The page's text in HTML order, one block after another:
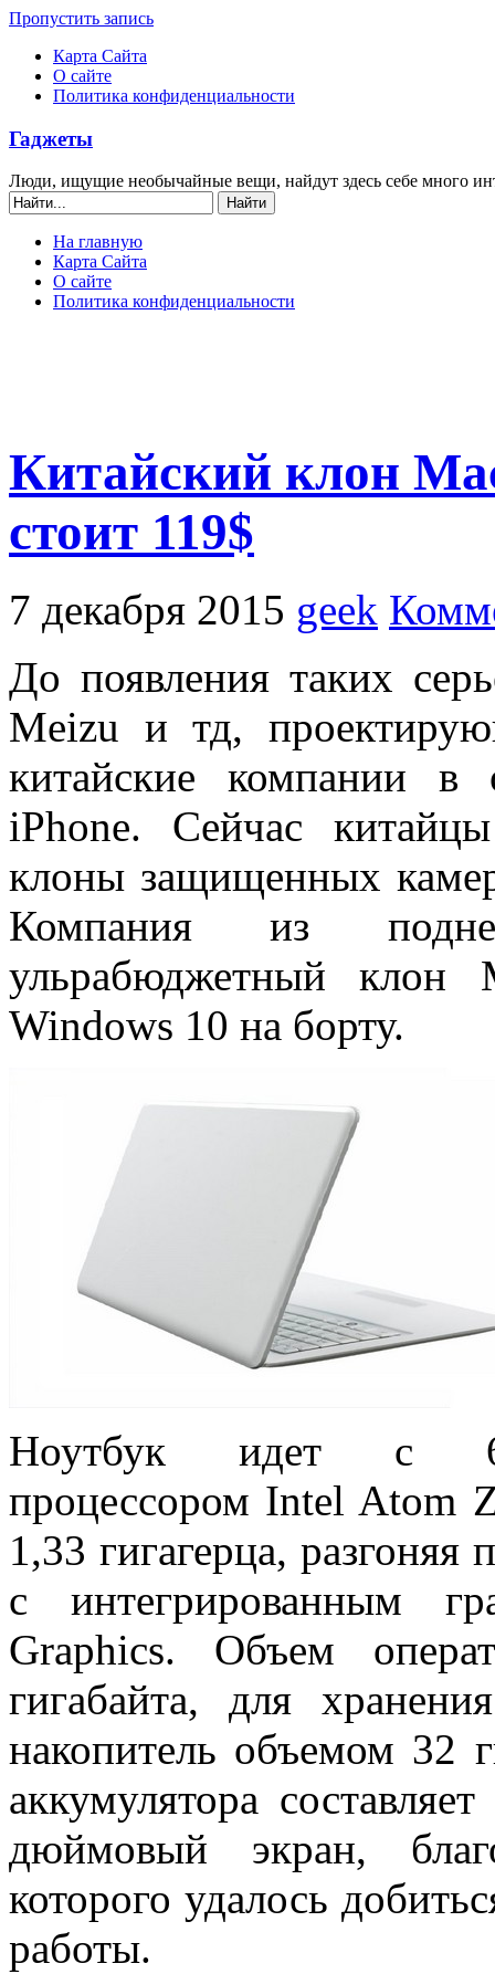
Пропустить запись
Карта Сайта
О сайте
Политика конфиденциальности
Гаджеты
Люди, ищущие необычайные вещи, найдут здесь себе много
На главную
Карта Сайта
О сайте
Политика конфиденциальности
Китайский клон
стоит 119$
7 декабря 2015 geek
До появления таких
Meizu и тд,
китайские компании в
iPhone. Сейчас
клоны защищенных
Компания из
ульрабюджетный клон
Windows 10 на борту.
Ноутбук идет с
процессором Intel Atom
1,33 гигагерца, разгоняя
с интегрированным
Graphics. Объем
гигабайта, для
накопитель объемом 32
аккумулятора
дюймовый экран,
которого удалось
работы.